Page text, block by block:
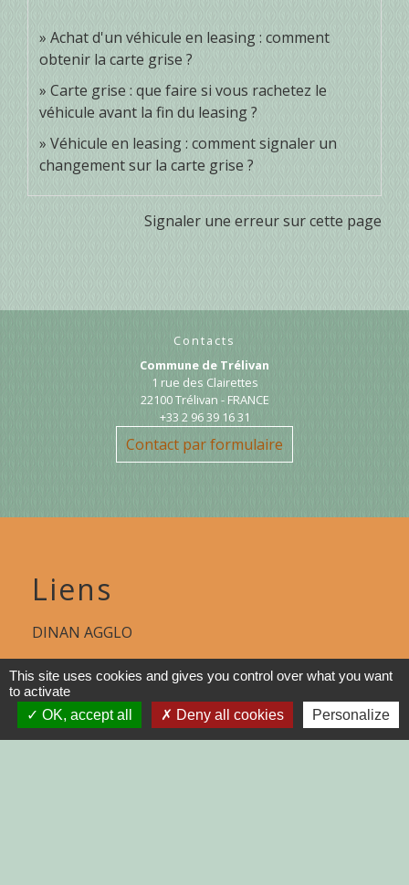
Achat d'un véhicule en leasing : comment
obtenir la carte grise ?
Carte grise : que faire si vous rachetez le
véhicule avant la fin du leasing ?
Véhicule en leasing : comment signaler un
changement sur la carte grise ?
Signaler une erreur sur cette page
Contacts
Commune de Trélivan
1 rue des Clairettes
22100 Trélivan - FRANCE
+33 2 96 39 16 31
Contact par formulaire
Liens
DINAN AGGLO
CINEMAS DINAN
COTES D'ARMOR
REGION BRETAGNE
This site uses cookies and gives you control over what you want
to activate
OK, accept all
Deny all cookies Personalize